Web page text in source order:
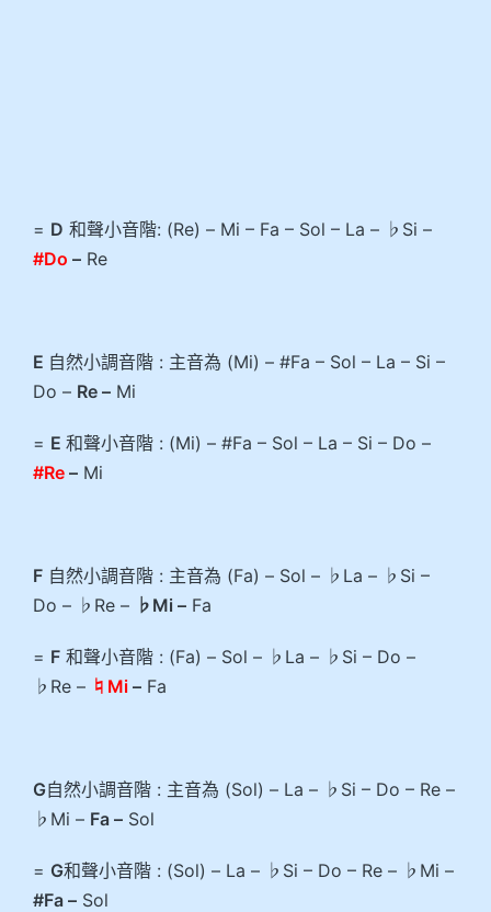
= D 和聲小音階: (Re) – Mi – Fa – Sol – La – ♭Si –
#Do – Re
E 自然小調音階 : 主音為 (Mi) – #Fa – Sol – La – Si –
Do – Re – Mi
= E 和聲小音階 : (Mi) – #Fa – Sol – La – Si – Do –
#Re – Mi
F 自然小調音階 : 主音為 (Fa) – Sol – ♭La – ♭Si –
Do – ♭Re – ♭Mi – Fa
= F 和聲小音階 : (Fa) – Sol – ♭La – ♭Si – Do –
♭Re – ♮Mi – Fa
G自然小調音階 : 主音為 (Sol) – La – ♭Si – Do – Re –
♭Mi – Fa – Sol
= G和聲小音階 : (Sol) – La – ♭Si – Do – Re – ♭Mi –
#Fa – Sol